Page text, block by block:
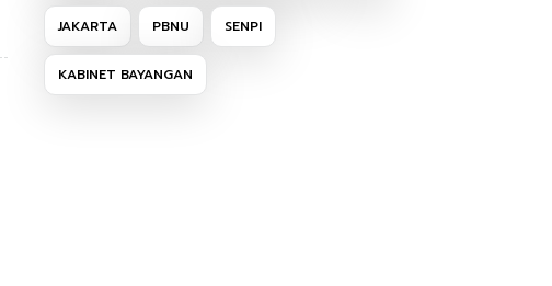
JAKARTA PBNU SENPI
KABINET BAYANGAN